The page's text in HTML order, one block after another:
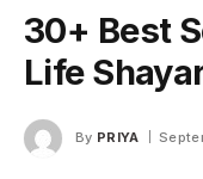
30+ Best
Life
By PRIYA